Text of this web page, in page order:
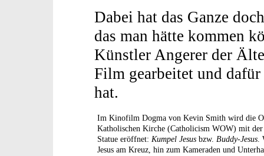
Dabei hat das Ganze
das man hätte kommen
Künstler Angerer der
Film gearbeitet und
hat.
Im Kinofilm Dogma von Kevin Smith wird die
Katholischen Kirche (Catholicism WOW) mit der
Statue eröffnet: Kumpel Jesus bzw. Buddy-Jesus.
Jesus am Kreuz, hin zum Kameraden und